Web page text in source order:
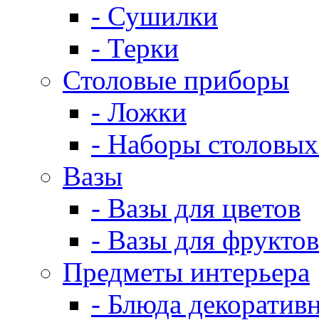
- Сушилки
- Терки
Столовые приборы
- Ложки
- Наборы
Вазы
- Вазы для цветов
- Вазы для фруктов
Предметы интерьера
- Блюда